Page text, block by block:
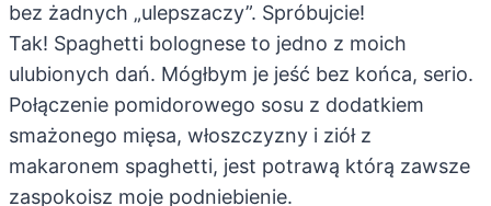
bez żadnych „ulepszaczy”. Spróbujcie!
Tak! Spaghetti bolognese to jedno z moich
ulubionych dań. Mógłbym je jeść bez końca, serio.
Połączenie pomidorowego sosu z dodatkiem
smażonego mięsa, włoszczyzny i ziół z
makaronem spaghetti, jest potrawą którą zawsze
zaspokoisz moje podniebienie.